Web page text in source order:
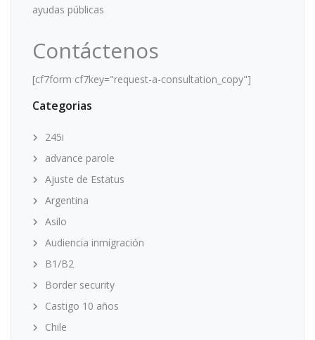
ayudas públicas
Contáctenos
[cf7form cf7key="request-a-consultation_copy"]
Categorias
245i
advance parole
Ajuste de Estatus
Argentina
Asilo
Audiencia inmigración
B1/B2
Border security
Castigo 10 años
Chile